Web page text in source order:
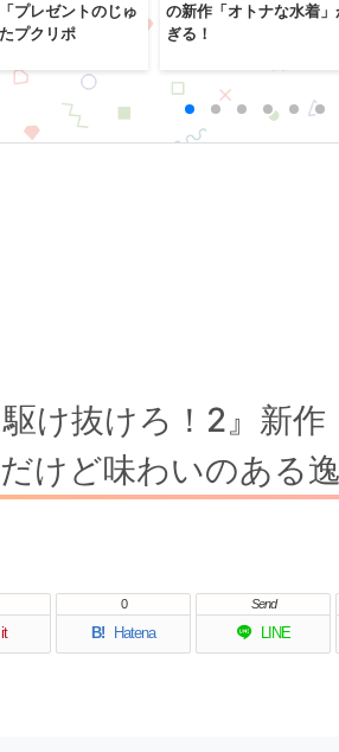
プレゼントのじゅ
プクリポ
の新作「オトナな水着
ぎる！
け抜けろ！2』新作
けど味わいのある逸
B! Hatena
0
LINE
Send